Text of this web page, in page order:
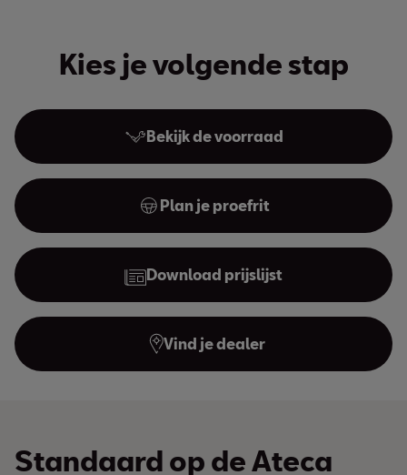
Kies je volgende stap
Bekijk de voorraad
Plan je proefrit
Download prijslijst
Vind je dealer
Standaard op de Ateca